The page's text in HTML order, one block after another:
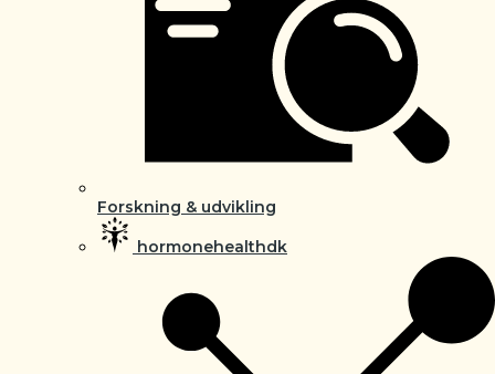
Forskning & udvikling
hormonehealthdk